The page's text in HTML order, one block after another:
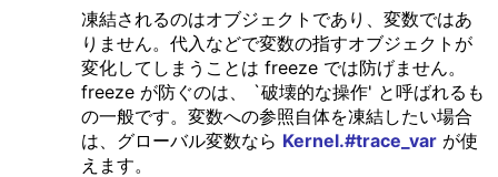
凍結されるのはオブジェクトであり、変数ではあ
りません。代入などで変数の指すオブジェクトが
変化してしまうことは freeze では防げません。
freeze が防ぐのは、 `破壊的な操作' と呼ばれるも
の一般です。変数への参照自体を凍結したい場合
は、グローバル変数なら Kernel.#trace_varが使
えます。